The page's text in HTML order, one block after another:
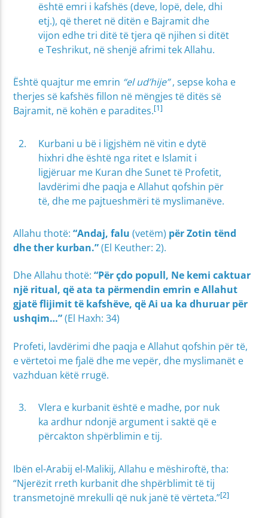
është emri i kafshës (deve, lopë, dele, dhi
etj.), që theret në ditën e Bajramit dhe
vijon edhe tri ditë të tjera që njihen si ditët
e Teshrikut, në shenjë afrimi tek Allahu.
Është quajtur me emrin “el ud’hije”, sepse koha e
therjes së kafshës fillon në mëngjes të ditës së
Bajramit, në kohën e paradites.[1]
Kurbani u bë i ligjshëm në vitin e dytë
hixhri dhe është nga ritet e Islamit i
ligjëruar me Kuran dhe Sunet të Profetit,
lavdërimi dhe paqja e Allahut qofshin për
të, dhe me pajtueshmëri të myslimanëve.
Allahu thotë:“Andaj, falu(vetëm) për Zotin tënd
dhe ther kurban.”(El Keuther: 2).
Dhe Allahu thotë:“Për çdo popull, Ne kemi caktuar
një ritual, që ata ta përmendin emrin e Allahut
gjatë flijimit të kafshëve, që Ai ua ka dhuruar për
ushqim…”(El Haxh: 34)
Profeti, lavdërimi dhe paqja e Allahut qofshin për të,
e vërtetoi me fjalë dhe me vepër, dhe myslimanët e
vazhduan këtë rrugë.
Vlera e kurbanit është e madhe, por nuk
ka ardhur ndonjë argument i saktë që e
përcakton shpërblimin e tij.
Ibën el-Arabij el-Malikij, Allahu e mëshiroftë, tha:
“Njerëzit rreth kurbanit dhe shpërblimit të tij
transmetojnë mrekulli që nuk janë të vërteta.”[2]